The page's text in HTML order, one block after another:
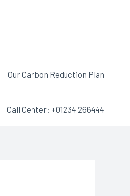
Our Carbon Reduction Plan
Call Center: +01234 266444